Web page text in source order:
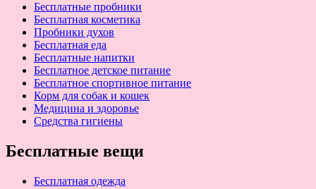
Бесплатные пробники
Бесплатная косметика
Пробники духов
Бесплатная еда
Бесплатные напитки
Бесплатное детское питание
Бесплатное спортивное питание
Корм для собак и кошек
Медицина и здоровье
Средства гигиены
Бесплатные вещи
Бесплатная одежда